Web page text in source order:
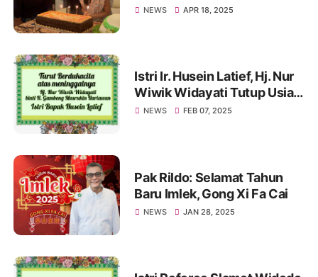
NEWS APR 18, 2025
Istri Ir. Husein Latief, Hj. Nur
Wiwik Widayati Tutup Usia.
Pak Rildo Sampaikan
NEWS FEB 07, 2025
Pak Rildo: Selamat Tahun
Baru Imlek, Gong Xi Fa Cai
NEWS JAN 28, 2025